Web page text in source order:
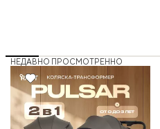
НЕДАВНО ПРОСМОТРЕННО
Новинка